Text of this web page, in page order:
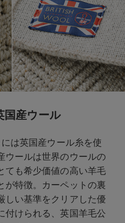
国産ウール
は英国産ウール糸を使
ウールは世界のウールの
ても希少価値の高い羊毛
が特徴。カーペットの裏
しい基準をクリアした優
付けられる、英国羊毛公